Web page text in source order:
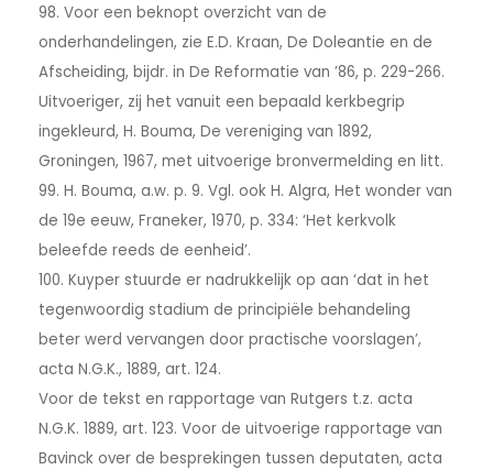
98. Voor een beknopt overzicht van de
onderhandelingen, zie E.D. Kraan, De Doleantie en de
Afscheiding, bijdr. in De Reformatie van ’86, p. 229-266.
Uitvoeriger, zij het vanuit een bepaald kerkbegrip
ingekleurd, H. Bouma, De vereniging van 1892,
Groningen, 1967, met uitvoerige bronvermelding en litt.
99. H. Bouma, a.w. p. 9. Vgl. ook H. Algra, Het wonder van
de 19e eeuw, Franeker, 1970, p. 334: ‘Het kerkvolk
beleefde reeds de eenheid’.
100. Kuyper stuurde er nadrukkelijk op aan ‘dat in het
tegenwoordig stadium de principiële behandeling
beter werd vervangen door practische voorslagen’,
acta N.G.K., 1889, art. 124.
Voor de tekst en rapportage van Rutgers t.z. acta
N.G.K. 1889, art. 123. Voor de uitvoerige rapportage van
Bavinck over de besprekingen tussen deputaten, acta